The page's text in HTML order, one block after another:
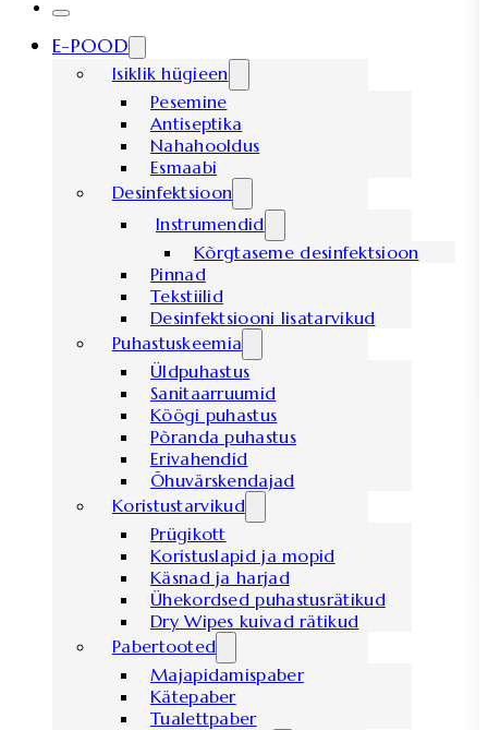
E-POOD
Isiklik hügieen
Pesemine
Antiseptika
Nahahooldus
Esmaabi
Desinfektsioon
Instrumendid
Kõrgtaseme desinfektsioon
Pinnad
Tekstiilid
Desinfektsiooni lisatarvikud
Puhastuskeemia
Üldpuhastus
Sanitaarruumid
Köögi puhastus
Põranda puhastus
Erivahendid
Õhuvärskendajad
Koristustarvikud
Prügikott
Koristuslapid ja mopid
Käsnad ja harjad
Ühekordsed puhastusrätikud
Dry Wipes kuivad rätikud
Pabertooted
Majapidamispaber
Kätepaber
Tualettpaber